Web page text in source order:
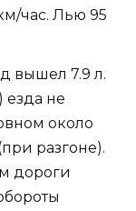
час. Лью 95
вышел 7.9 л.
езда не
около
разгоне).
дороги